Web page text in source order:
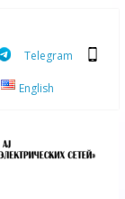
Telegram
English